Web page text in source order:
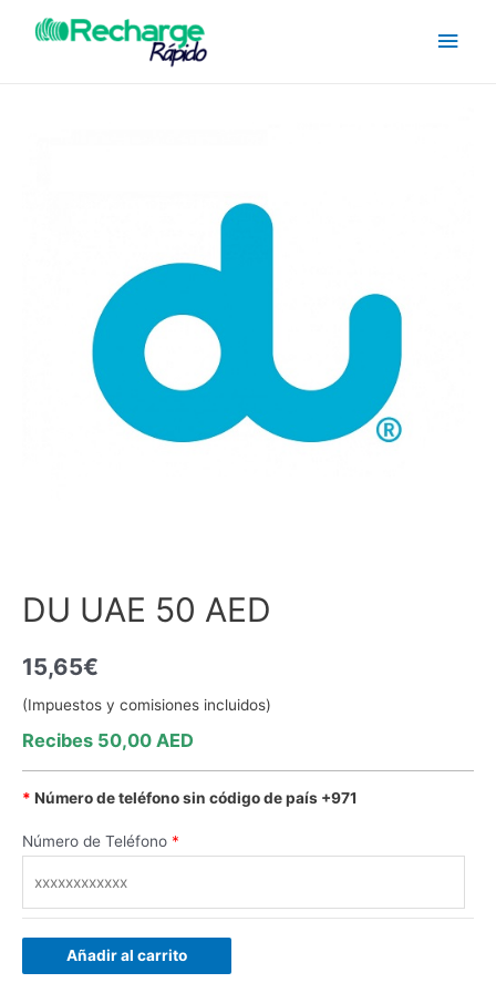
DU UAE 50 AED
15,65€
(Impuestos y comisiones incluidos)
Recibes 50,00 AED
* Número de teléfono sin código de país +971
Número de Teléfono *
Añadir al carrito